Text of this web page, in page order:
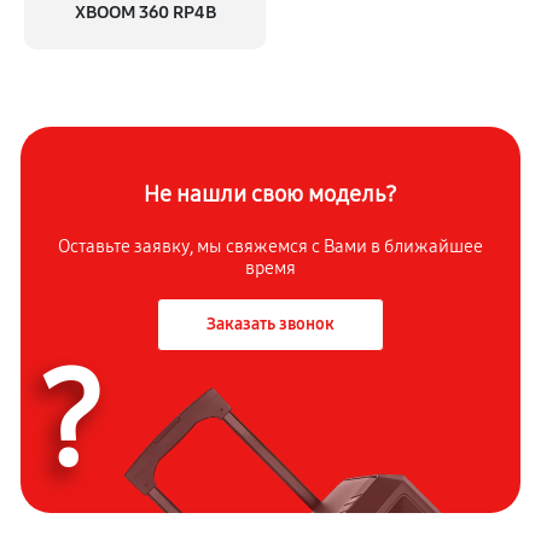
XBOOM 360 RP4B
Не нашли свою модель?
Оставьте заявку, мы свяжемся с Вами в ближайшее
время
Заказать звонок
?